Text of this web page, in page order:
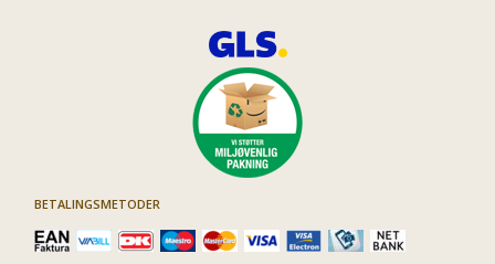
BETALINGSMETODER